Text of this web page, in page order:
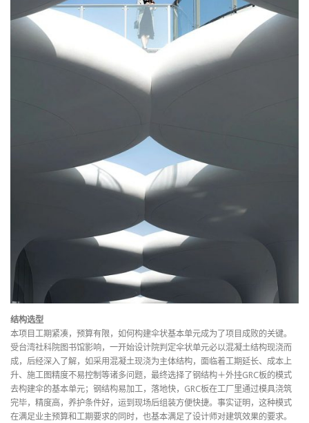
结构选型
本项目工期紧凑，预算有限，如何构建伞状基本单元成为了项目成败的关键。
受台湾社科院图书馆影响，一开始设计院判定伞状单元必以混凝土结构现浇而
成，后经深入了解，如采用混凝土现浇为主体结构，面临着工期延长、成本上
升、施工图精度不易控制等诸多问题，最终选择了钢结构＋外挂GRC板的模式
去构建伞的基本单元；钢结构易加工，落地快，GRC板在工厂里通过模具浇筑
完毕，精度高，养护条件好，运到现场后组装方便快捷。事实证明，这种模式
在满足业主预算和工期要求的同时，也基本满足了设计师对建筑效果的要求。